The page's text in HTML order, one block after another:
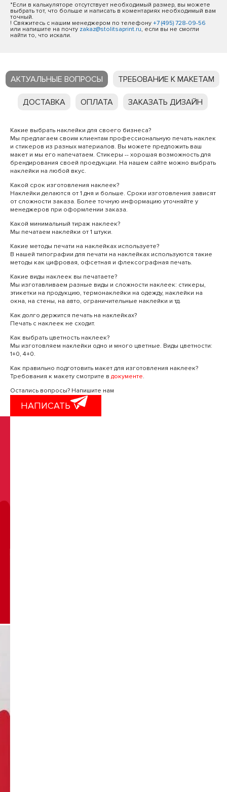
*Если в калькуляторе отсутствует необходимый размер, вы можете
выбрать тот, что больше и написать в коментариях необходимый вам
точный.
! Свяжитесь с нашим менеджером по телефону +7 (495) 728-09-56
или напишите на почту zakaz@stolitsaprint.ru, если вы не смогли
найти то, что искали.
АКТУАЛЬНЫЕ ВОПРОСЫ ТРЕБОВАНИЕ К МАКЕТАМ
ДОСТАВКА ОПЛАТА ЗАКАЗАТЬ ДИЗАЙН
Какие выбрать наклейки для своего бизнеса?
Мы предлагаем своим клиентам профессиональную печать наклек
и стикеров из разных материалов. Вы можете предложить ваш
макет и мы его напечатаем. Стикеры -- хорошая возможность для
брендирования своей проедукции. На нашем сайте можно выбрать
наклейки на любой вкус.
Какой срок изготовления наклеек?
Наклейки делаются от 1 дня и больше. Сроки изготовления зависят
от сложности заказа. Более точную информацию уточняйте у
менеджеров при оформлении заказа.
Какой минимальный тираж наклеек?
Мы печатаем наклейки от 1 штуки.
Какие методы печати на наклейках используете?
В нашей типографии для печати на наклейках используются такие
методы как цифровая, офсетная и флексографная печать.
Какие виды наклеек вы печатаете?
Мы изготавливаем разные виды и сложности наклеек: стикеры,
этикетки на продукцию, термонаклейки на одежду, наклейки на
окна, на стены, на авто, ограничительные наклейки и тд.
Как долго держится печать на наклейках?
Печать с наклеек не сходит.
Как выбрать цветность наклеек?
Мы изготовляем наклейки одно и много цветные. Виды цветности:
1+0, 4+0.
Как правильно подготовить макет для изготовления наклеек?
Требования к макету смотрите в документе.
Остались вопросы? Напишите нам
НАПИСАТЬ